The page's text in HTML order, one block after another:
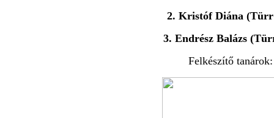
2. Kristóf Diána
3. Endrész Balázs
Felkészítő